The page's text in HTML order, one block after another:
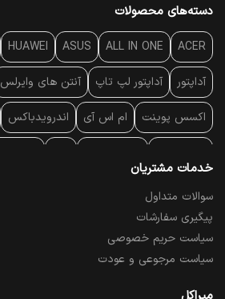
دسته‌های محصولات
ACER
ALL IN ONE
ASUS
HUAWEI
آداپتور آداپتور لپ تاپ آنتن‌ های وایرلس
اکسس پوینت ام اس آی اندرویدباکس
پایه سقفی
پرده نمایش
تبلت و موبایل تجهیزات پسیو شبکه
تلویزیون
خدمات مشتریان
سوالات متداول
پیگیری سفارشات
سیاست حریم خصوصی
سیاست مرجوعی و عودت